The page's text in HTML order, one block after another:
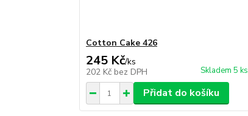
Cotton Cake 426
245 Kč/ks
202 Kč bez DPH Skladem 5 ks
Přidat do košíku